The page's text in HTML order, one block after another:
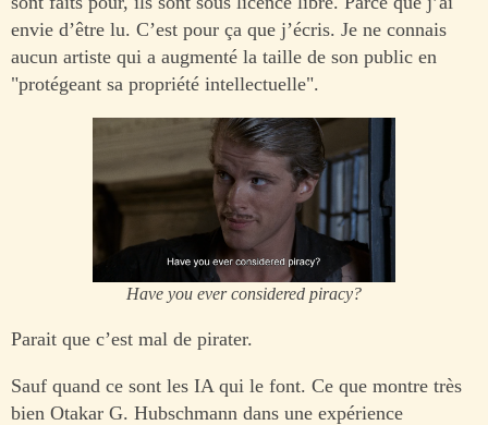
envie d’être lu. C’est pour ça que j’écris. Je ne connais
aucun artiste qui a augmenté la taille de son public en
"protégeant sa propriété intellectuelle".
Have you ever considered piracy?
Parait que c’est mal de pirater.
Sauf quand ce sont les IA qui le font. Ce que montre très
bien Otakar G. Hubschmann dans une expérience